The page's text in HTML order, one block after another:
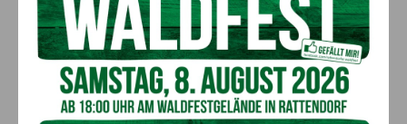
Attraktivität für junge Familien erhöht und Müttern die
Berufstätigkeit erleichtert.
Großglockner-Mölltal/Oberes
Drautal: 1,6 Millionen Euro für 30